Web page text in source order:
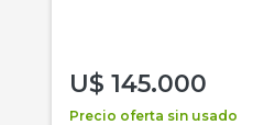
U$ 145.000
Precio oferta sin usado